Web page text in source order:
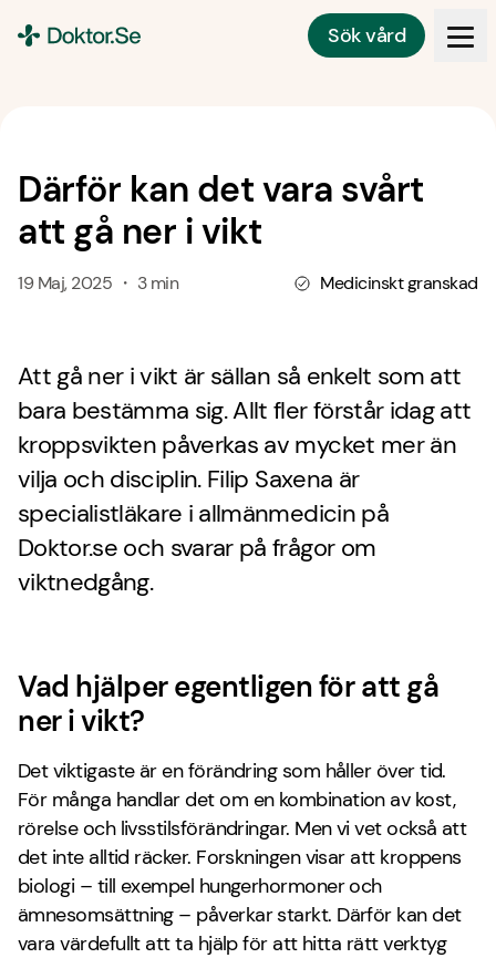
Sök vård
Därför kan det vara svårt
att gå ner i vikt
19 Maj, 2025 ・ 3 min Medicinskt granskad
Att gå ner i vikt är sällan så enkelt som att
bara bestämma sig. Allt fler förstår idag att
kroppsvikten påverkas av mycket mer än
vilja och disciplin. Filip Saxena är
specialistläkare i allmänmedicin på
Doktor.se och svarar på frågor om
viktnedgång.
Vad hjälper egentligen för att gå
ner i vikt?
Det viktigaste är en förändring som håller över tid.
För många handlar det om en kombination av kost,
rörelse och livsstilsförändringar. Men vi vet också att
det inte alltid räcker. Forskningen visar att kroppens
biologi – till exempel hungerhormoner och
ämnesomsättning – påverkar starkt. Därför kan det
vara värdefullt att ta hjälp för att hitta rätt verktyg